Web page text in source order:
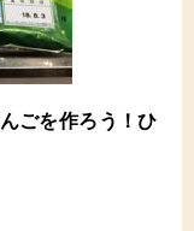
ごを作ろう！ひ